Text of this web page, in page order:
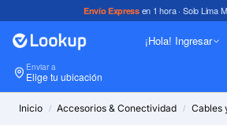
Envío Expressen 1 hora · Solo Lima
¡Hola! Ingresar
Enviar a
Elige tu ubicación
Inicio / Accesorios & Conectividad / Cables